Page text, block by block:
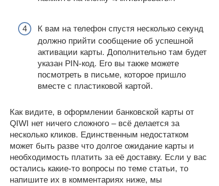
К вам на телефон спустя несколько секунд
должно прийти сообщение об успешной
активации карты. Дополнительно там будет
указан PIN-код. Его вы также можете
посмотреть в письме, которое пришло
вместе с пластиковой картой.
Как видите, в оформлении банковской карты от
QIWI нет ничего сложного – всё делается за
несколько кликов. Единственным недостатком
может быть разве что долгое ожидание карты и
необходимость платить за её доставку. Если у вас
остались какие-то вопросы по теме статьи, то
напишите их в комментариях ниже, мы